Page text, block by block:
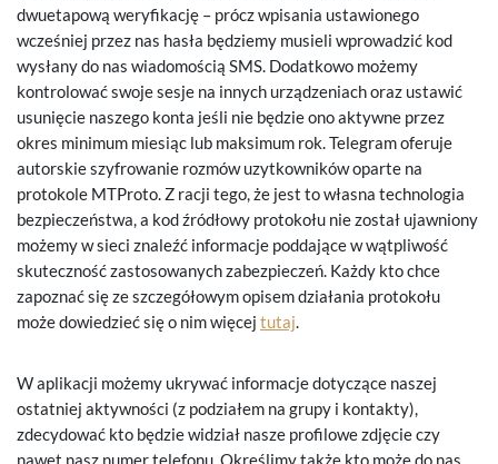
dwuetapową weryfikację – prócz wpisania ustawionego
wcześniej przez nas hasła będziemy musieli wprowadzić kod
wysłany do nas wiadomością SMS. Dodatkowo możemy
kontrolować swoje sesje na innych urządzeniach oraz ustawić
usunięcie naszego konta jeśli nie będzie ono aktywne przez
okres minimum miesiąc lub maksimum rok. Telegram oferuje
autorskie szyfrowanie rozmów uzytkowników oparte na
protokole MTProto. Z racji tego, że jest to własna technologia
bezpieczeństwa, a kod źródłowy protokołu nie został ujawniony
możemy w sieci znaleźć informacje poddające w wątpliwość
skuteczność zastosowanych zabezpieczeń. Każdy kto chce
zapoznać się ze szczegółowym opisem działania protokołu
może dowiedzieć się o nim więcej tutaj.
W aplikacji możemy ukrywać informacje dotyczące naszej
ostatniej aktywności (z podziałem na grupy i kontakty),
zdecydować kto będzie widział nasze profilowe zdjęcie czy
nawet nasz numer telefonu. Określimy także kto może do nas